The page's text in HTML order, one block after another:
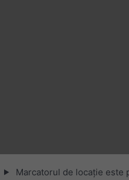
Marcatorul de locație este